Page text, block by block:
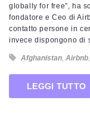
globally for free”, ha
fondatore e Ceo di
contatto persone in
invece dispongono di
Afghanistan, Airbnb,
LEGGI TUTTO